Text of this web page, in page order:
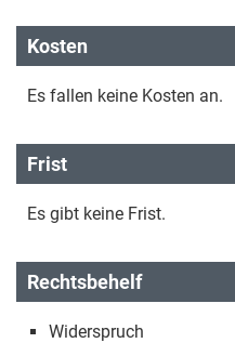
Kosten
Es fallen keine Kosten an.
Frist
Es gibt keine Frist.
Rechtsbehelf
Widerspruch